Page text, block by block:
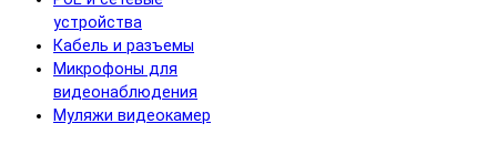
устройства
Кабель и разъемы
Микрофоны для
видеонаблюдения
Муляжи видеокамер